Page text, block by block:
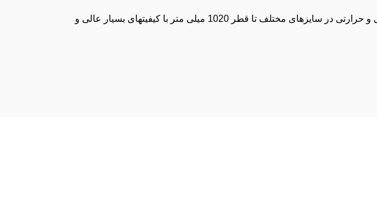
شرکت پایا سیل صنعت حامی با سابقه 20 سال در زمینه تهیه و توزیع انواع پکینگ و آب بندهای صنعتی معمولی و حرارتی در سایزهای مختلف تا قطر 1020 میلی متر با کیفیتهای بسیار عالی و